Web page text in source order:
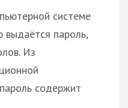
системе
пароль,
Из
содержит